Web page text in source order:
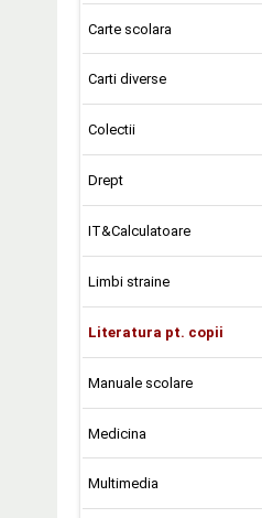
Carte scolara
Carti diverse
Colectii
Drept
IT&Calculatoare
Limbi straine
Literatura pt. copii
Manuale scolare
Medicina
Multimedia